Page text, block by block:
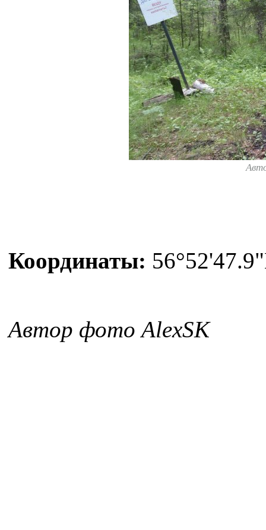
Координаты:
Автор фото AlexSK